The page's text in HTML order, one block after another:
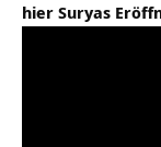
hier Suryas